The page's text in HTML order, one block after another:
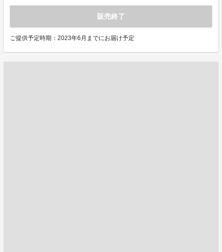
販売終了
ご提供予定時期：2023年6月までにお届け予定